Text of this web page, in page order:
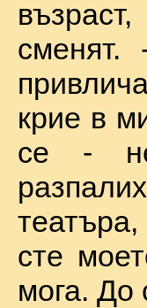
крие в
се -
сте
мога. До